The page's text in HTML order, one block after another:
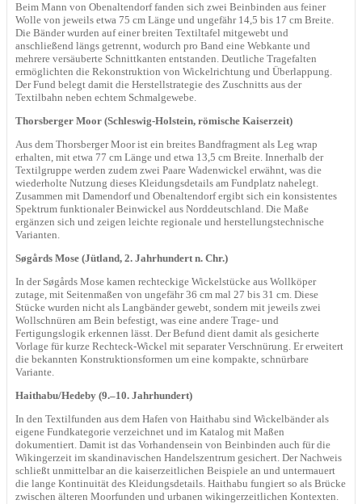
Beim Mann von Obenaltendorf fanden sich zwei Beinbinden aus feiner
Wolle von jeweils etwa 75 cm Länge und ungefähr 14,5 bis 17 cm Breite.
Die Bänder wurden auf einer breiten Textiltafel mitgewebt und
anschließend längs getrennt, wodurch pro Band eine Webkante und
mehrere versäuberte Schnittkanten entstanden. Deutliche Tragefalten
ermöglichten die Rekonstruktion von Wickelrichtung und Überlappung.
Der Fund belegt damit die Herstellstrategie des Zuschnitts aus der
Textilbahn neben echtem Schmalgewebe.
Thorsberger Moor (Schleswig-Holstein, römische Kaiserzeit)
Aus dem Thorsberger Moor ist ein breites Bandfragment als Leg wrap
erhalten, mit etwa 77 cm Länge und etwa 13,5 cm Breite. Innerhalb der
Textilgruppe werden zudem zwei Paare Wadenwickel erwähnt, was die
wiederholte Nutzung dieses Kleidungsdetails am Fundplatz nahelegt.
Zusammen mit Damendorf und Obenaltendorf ergibt sich ein konsistentes
Spektrum funktionaler Beinwickel aus Norddeutschland. Die Maße
ergänzen sich und zeigen leichte regionale und herstellungstechnische
Varianten.
Søgårds Mose (Jütland, 2. Jahrhundert n. Chr.)
In der Søgårds Mose kamen rechteckige Wickelstücke aus Wollköper
zutage, mit Seitenmaßen von ungefähr 36 cm mal 27 bis 31 cm. Diese
Stücke wurden nicht als Langbänder gewebt, sondern mit jeweils zwei
Wollschnüren am Bein befestigt, was eine andere Trage- und
Fertigungslogik erkennen lässt. Der Befund dient damit als gesicherte
Vorlage für kurze Rechteck-Wickel mit separater Verschnürung. Er erweitert
die bekannten Konstruktionsformen um eine kompakte, schnürbare
Variante.
Haithabu/Hedeby (9.–10. Jahrhundert)
In den Textilfunden aus dem Hafen von Haithabu sind Wickelbänder als
eigene Fundkategorie verzeichnet und im Katalog mit Maßen
dokumentiert. Damit ist das Vorhandensein von Beinbinden auch für die
Wikingerzeit im skandinavischen Handelszentrum gesichert. Der Nachweis
schließt unmittelbar an die kaiserzeitlichen Beispiele an und untermauert
die lange Kontinuität des Kleidungsdetails. Haithabu fungiert so als Brücke
zwischen älteren Moorfunden und urbanen wikingerzeitlichen Kontexten.